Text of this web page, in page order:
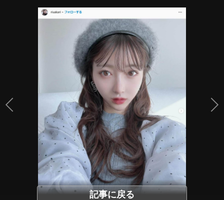
記事に戻る